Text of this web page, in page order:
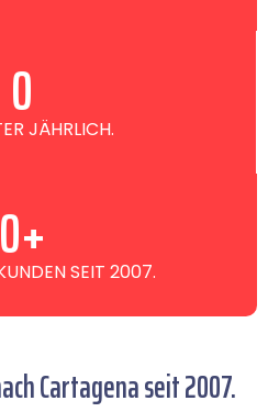
JÄHRLICH.
0
SEIT 2007.
0+
Cartagena seit 2007.